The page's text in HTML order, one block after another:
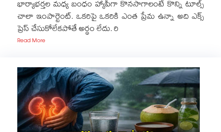
భార్యాభర్తల మధ్య బంధం హ్యాపీగా కొనసాగాలంటే కొన్ని టూల్స్
చాలా ఇంపార్టెంట్. ఒకరిపై ఒకరికి ఎంత ప్రేమ ఉన్నా అది ఎక్స్
ప్రెస్ చేసుకోలేకపోతే అర్థం లేదు. రి
Read More